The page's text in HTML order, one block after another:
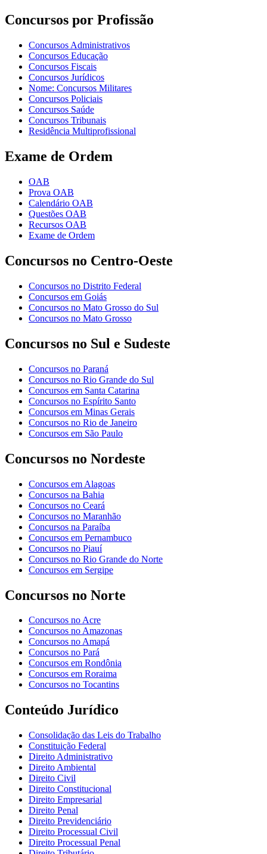
Concursos por Profissão
Concursos Administrativos
Concursos Educação
Concursos Fiscais
Concursos Jurídicos
Nome: Concursos Militares
Concursos Policiais
Concursos Saúde
Concursos Tribunais
Residência Multiprofissional
Exame de Ordem
OAB
Prova OAB
Calendário OAB
Questões OAB
Recursos OAB
Exame de Ordem
Concursos no Centro-Oeste
Concursos no Distrito Federal
Concursos em Goiás
Concursos no Mato Grosso do Sul
Concursos no Mato Grosso
Concursos no Sul e Sudeste
Concursos no Paraná
Concursos no Rio Grande do Sul
Concursos em Santa Catarina
Concursos no Espírito Santo
Concursos em Minas Gerais
Concursos no Rio de Janeiro
Concursos em São Paulo
Concursos no Nordeste
Concursos em Alagoas
Concursos na Bahia
Concursos no Ceará
Concursos no Maranhão
Concursos na Paraíba
Concursos em Pernambuco
Concursos no Piauí
Concursos no Rio Grande do Norte
Concursos em Sergipe
Concursos no Norte
Concursos no Acre
Concursos no Amazonas
Concursos no Amapá
Concursos no Pará
Concursos em Rondônia
Concursos em Roraima
Concursos no Tocantins
Conteúdo Jurídico
Consolidação das Leis do Trabalho
Constituição Federal
Direito Administrativo
Direito Ambiental
Direito Civil
Direito Constitucional
Direito Empresarial
Direito Penal
Direito Previdenciário
Direito Processual Civil
Direito Processual Penal